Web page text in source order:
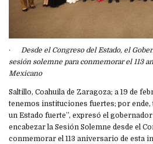
· Desde el Congreso del Estado, el
sesión solemne para conmemorar el 113
Mexicano
Saltillo, Coahuila de Zaragoza; a 19 de
tenemos instituciones fuertes; por
un Estado fuerte”, expresó el
encabezar la Sesión Solemne desde el
conmemorar el 113 aniversario de esta